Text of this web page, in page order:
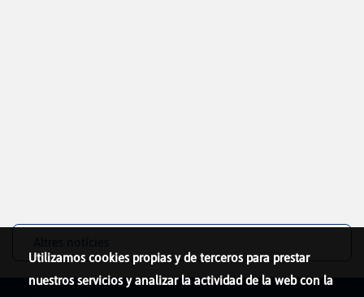
Utilizamos cookies propias y de terceros para prestar
nuestros servicios y analizar la actividad de la web con la